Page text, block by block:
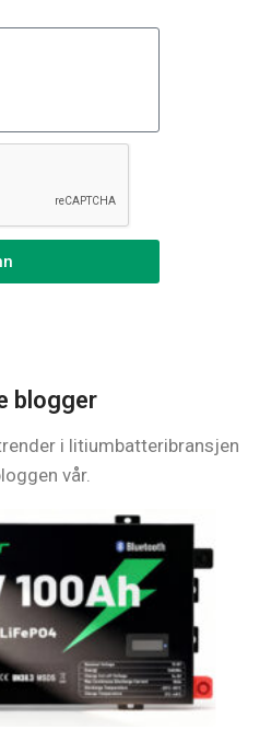
blogger
i litiumbatteribransjen
vår.